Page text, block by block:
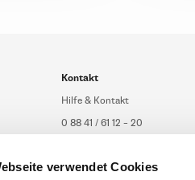
verwendet Cookies
Kontakt
Hilfe & Kontakt
0 88 41 / 61 12 – 20
Übersicht Beratung